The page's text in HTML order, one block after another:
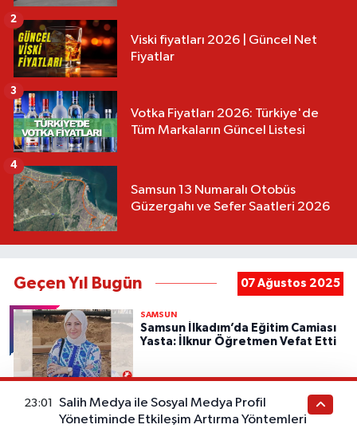
Viski fiyatları 2026 | Güncel Net
Fiyatlar
2
Votka Fiyatları 2026: Türkiye'de
Tüm Markaların Güncel Listesi
3
Samsun 13 Numaralı Otobüs
Güzergahı ve Sefer Saatleri 2026
4
Geçen Yıl Bugün 07 Ağustos 2025
SAMSUN
Samsun İlkadım’da Eğitim Camiası
Yasta: İlknur Öğretmen Vefat Etti
ASAYIŞ
Samsun’da Parkta Gerginlik:
23:01
Salih Medya ile Sosyal Medya Profil
Yönetiminde Etkileşim Artırma Yöntemleri